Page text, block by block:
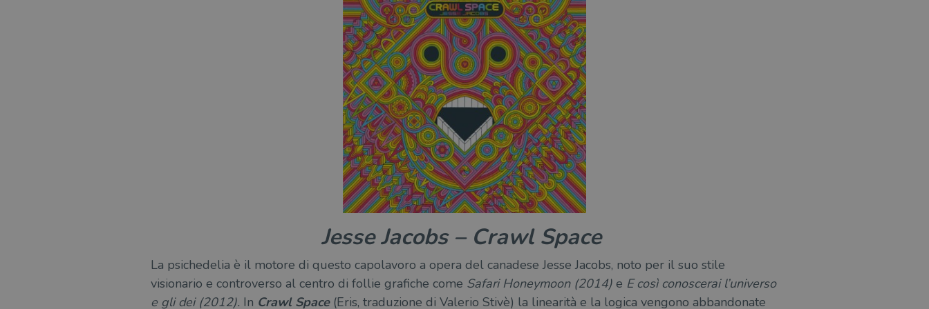
Jesse Jacobs – Crawl Space
La psichedelia è il motore di questo capolavoro a opera del canadese Jesse Jacobs, noto per il suo stile
visionario e controverso al centro di follie grafiche come Safari Honeymoon (2014) e E così conoscerai l’universo
e gli dei (2012). In Crawl Space(Eris, traduzione di Valerio Stivè) la linearità e la logica vengono abbandonate